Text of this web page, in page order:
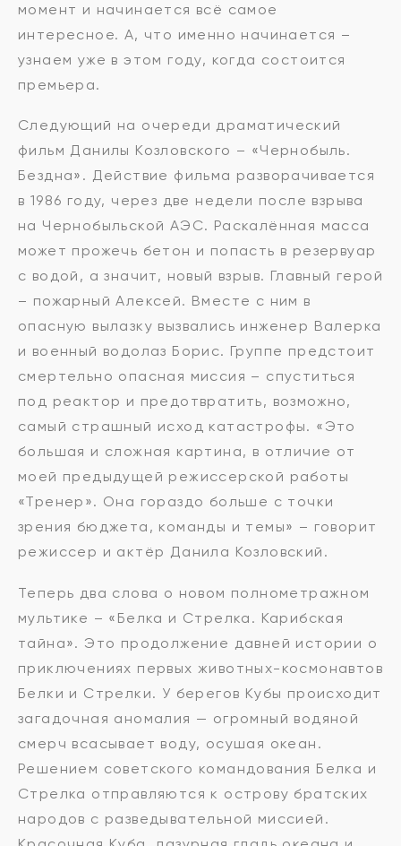
момент и начинается всё самое
интересное. А, что именно начинается –
узнаем уже в этом году, когда состоится
премьера.
Следующий на очереди драматический
фильм Данилы Козловского – «Чернобыль.
Бездна». Действие фильма разворачивается
в 1986 году, через две недели после взрыва
на Чернобыльской АЭС. Раскалённая масса
может прожечь бетон и попасть в резервуар
с водой, а значит, новый взрыв. Главный герой
– пожарный Алексей. Вместе с ним в
опасную вылазку вызвались инженер Валерка
и военный водолаз Борис. Группе предстоит
смертельно опасная миссия – спуститься
под реактор и предотвратить, возможно,
самый страшный исход катастрофы. «Это
большая и сложная картина, в отличие от
моей предыдущей режиссерской работы
«Тренер». Она гораздо больше с точки
зрения бюджета, команды и темы» – говорит
режиссер и актёр Данила Козловский.
Теперь два слова о новом полнометражном
мультике – «Белка и Стрелка. Карибская
тайна». Это продолжение давней истории о
приключениях первых животных-космонавтов
Белки и Стрелки. У берегов Кубы происходит
загадочная аномалия — огромный водяной
смерч всасывает воду, осушая океан.
Решением советского командования Белка и
Стрелка отправляются к острову братских
народов с разведывательной миссией.